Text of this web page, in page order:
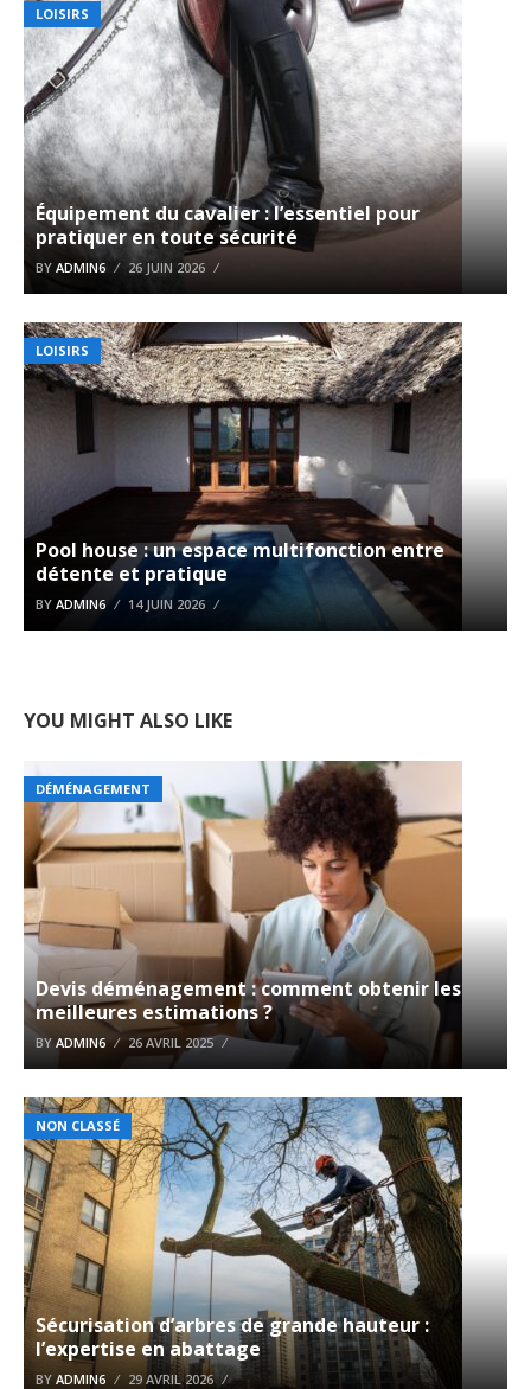
LOISIRS
Équipement du cavalier : l’essentiel pour
pratiquer en toute sécurité
BY ADMIN6 26 JUIN 2026
LOISIRS
Pool house : un espace multifonction entre
détente et pratique
BY ADMIN6 14 JUIN 2026
YOU MIGHT ALSO LIKE
DÉMÉNAGEMENT
Devis déménagement : comment obtenir les
meilleures estimations ?
BY ADMIN6 26 AVRIL 2025
NON CLASSÉ
Sécurisation d’arbres de grande hauteur :
l’expertise en abattage
BY ADMIN6 29 AVRIL 2026